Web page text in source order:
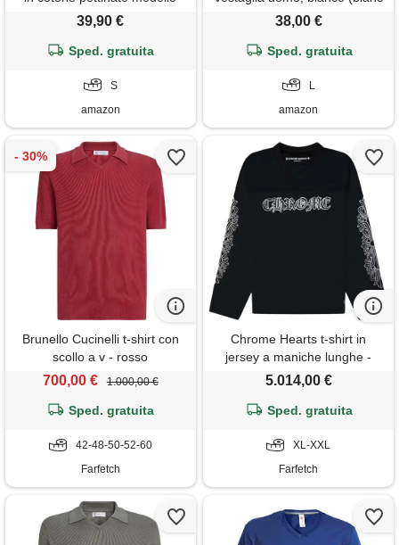
collo a v. Assortito 3
39,90 €
Sped. gratuita
S
amazon
0003), large
38,00 €
Sped. gratuita
L
amazon
Brunello Cucinelli t-shirt con
scollo a v - rosso
700,00 € 1.000,00 €
Sped. gratuita
42-48-50-52-60
Farfetch
Chrome Hearts t-shirt in
jersey a maniche lunghe -
nero
5.014,00 €
Sped. gratuita
XL-XXL
Farfetch